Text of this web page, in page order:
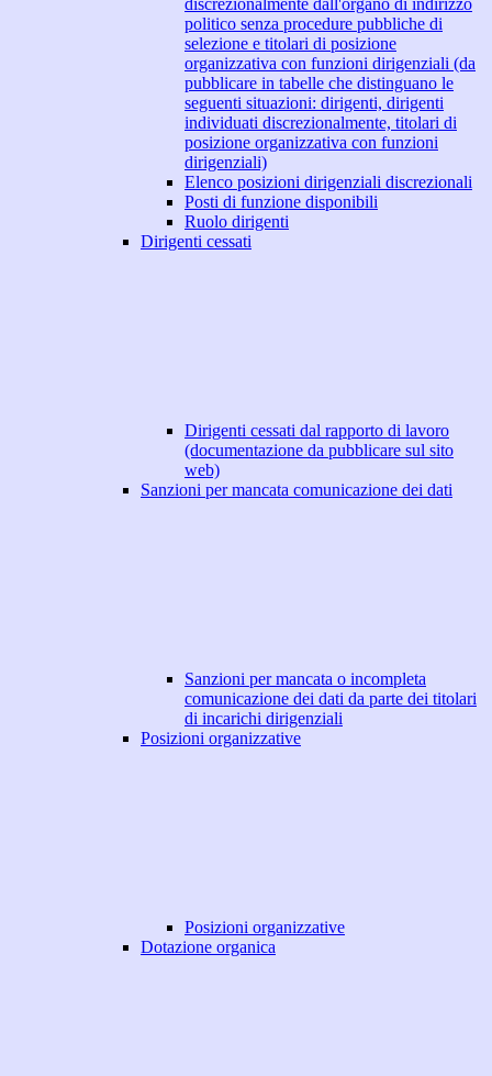
discrezionalmente dall'organo di indirizzo
politico senza procedure pubbliche di
selezione e titolari di posizione
organizzativa con funzioni dirigenziali (da
pubblicare in tabelle che distinguano le
seguenti situazioni: dirigenti, dirigenti
individuati discrezionalmente, titolari di
posizione organizzativa con funzioni
dirigenziali)
Elenco posizioni dirigenziali discrezionali
Posti di funzione disponibili
Ruolo dirigenti
Dirigenti cessati
Dirigenti cessati dal rapporto di lavoro
(documentazione da pubblicare sul sito
web)
Sanzioni per mancata comunicazione dei dati
Sanzioni per mancata o incompleta
comunicazione dei dati da parte dei titolari
di incarichi dirigenziali
Posizioni organizzative
Posizioni organizzative
Dotazione organica